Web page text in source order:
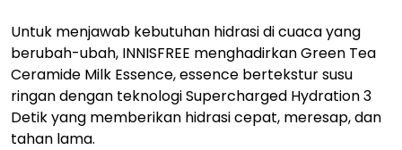
Untuk menjawab kebutuhan hidrasi di cuaca yang
berubah-ubah, INNISFREE menghadirkan Green Tea
Ceramide Milk Essence, essence bertekstur susu
ringan dengan teknologi Supercharged Hydration 3
Detik yang memberikan hidrasi cepat, meresap, dan
tahan lama.